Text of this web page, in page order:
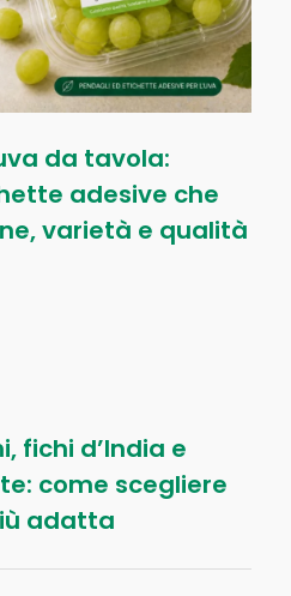
da tavola:
adesive che
varietà e qualità
fichi d’India e
come scegliere
adatta